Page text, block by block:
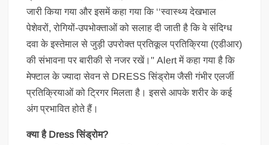
जारी किया गया और इसमें कहा गया कि ‘‘स्वास्थ्य देखभाल
पेशेवरों, रोगियों-उपभोक्ताओं को सलाह दी जाती है कि वे संदिग्ध
दवा के इस्तेमाल से जुड़ी उपरोक्त प्रतिकूल प्रतिक्रिया (एडीआर)
की संभावना पर बारीकी से नजर रखें।'' Alert में कहा गया है कि
मेफ्टाल के ज्यादा सेवन से DRESS सिंड्रोम जैसी गंभीर एलर्जी
प्रतिक्रियाओं को ट्रिगर मिलता है। इससे आपके शरीर के कई
अंग प्रभावित होते हैं।
क्या है Dress सिंड्रोम?